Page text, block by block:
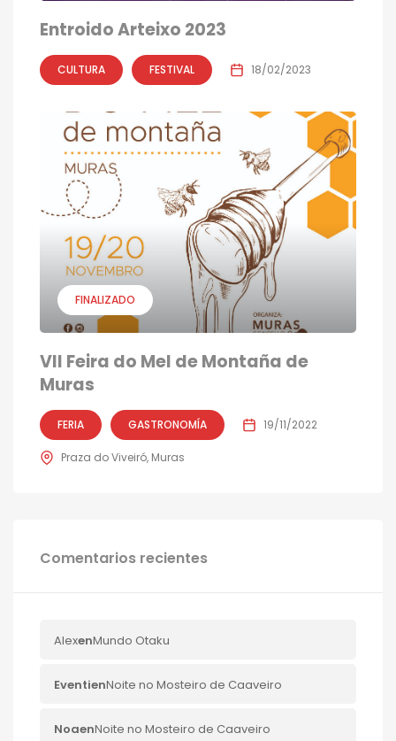
Entroido Arteixo 2023
CULTURA FESTIVAL 18/02/2023
FINALIZADO
VII Feira do Mel de Montaña de
Muras
FERIA GASTRONOMÍA 19/11/2022
Praza do Viveiró, Muras
Comentarios recientes
AlexenMundo Otaku
EventienNoite no Mosteiro de Caaveiro
NoaenNoite no Mosteiro de Caaveiro